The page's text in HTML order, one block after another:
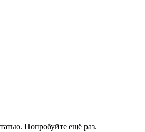
Попробуйте ещё раз.